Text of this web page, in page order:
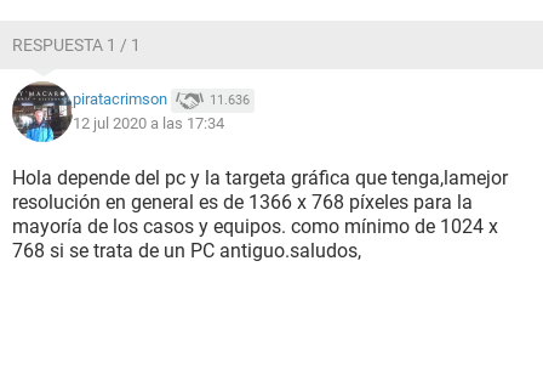
RESPUESTA 1 / 1
piratacrimson 11.636
12 jul 2020 a las 17:34
Hola depende del pc y la targeta gráfica que tenga,lamejor
resolución en general es de 1366 x 768 píxeles para la
mayoría de los casos y equipos. como mínimo de 1024 x
768 si se trata de un PC antiguo.saludos,